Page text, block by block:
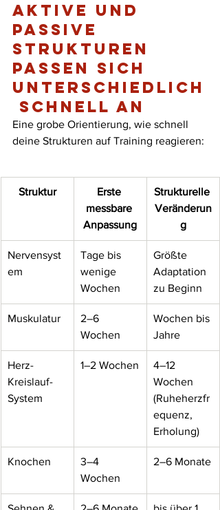
Aktive und
passive
Strukturen
passen sich
unterschiedlich
schnell an
Eine grobe Orientierung, wie schnell
deine Strukturen auf Training reagieren:
Struktur
Erste
messbare
Anpassung
Strukturelle
Veränderun
g
Nervensyst
em
Tage bis
wenige
Wochen
Größte
Adaptation
zu Beginn
Muskulatur
2–6
Wochen
Wochen bis
Jahre
Herz-
Kreislauf-
System
1–2 Wochen
4–12
Wochen
(Ruheherzfr
equenz,
Erholung)
Knochen
3–4
Wochen
2–6 Monate